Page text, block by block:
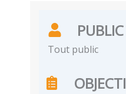
Tout public